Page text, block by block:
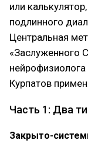
или
подлинного
Центральная
«Заслуженного
Курпатов
Часть 1: Два
Закрыто-